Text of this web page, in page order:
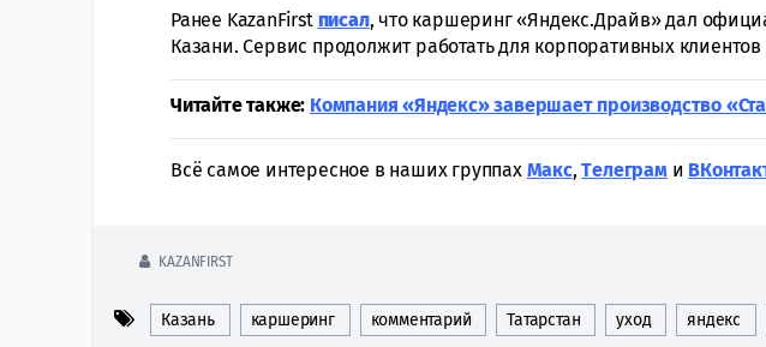
Ранее KazanFirst писал, что каршеринг «Яндекс.Драйв» дал
Казани. Сервис продолжит работать для корпоративных
Читайте также: Компания «Яндекс» завершает производство
Всё самое интересное в наших группах Макс,Tелеграми
KAZANFIRST
Казань каршеринг комментарий Татарстан уход яндекс